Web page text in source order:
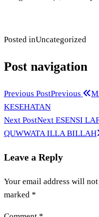
Posted inUncategorized
Post navigation
Previous PostPrevious
KESEHATAN
Next PostNext ESENSI
QUWWATA ILLA BILLAH
Leave a Reply
Your email address will
marked *